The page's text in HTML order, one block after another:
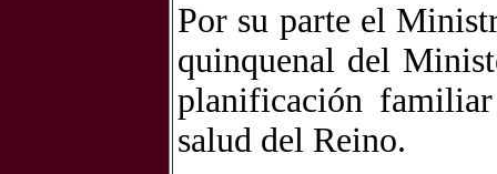
Por su parte el
quinquenal del
planificación
salud del Reino.